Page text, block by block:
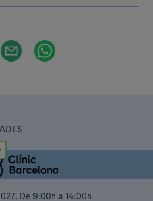
. De 9:00h a 14:00h